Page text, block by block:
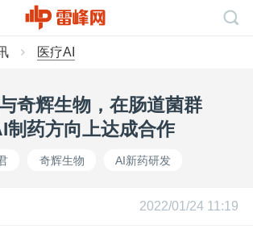
医疗AI
奇辉生物，在肠道菌群
制药方向上达成合作
奇辉生物 AI新药研发
2022/01/24 11:19